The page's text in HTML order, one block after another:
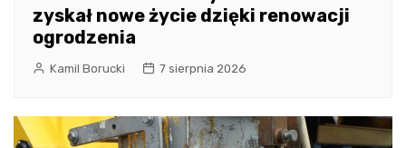
zyskał nowe życie dzięki renowacji
ogrodzenia
Kamil Borucki 7 sierpnia 2026